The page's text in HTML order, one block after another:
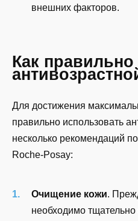
внешних факторов.
Как
Для достижения
правильно использовать
несколько рекомендаций
Roche-Posay:
Очищение кожи.
необходимо тщательно